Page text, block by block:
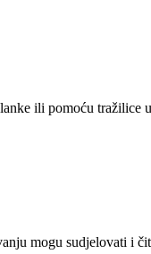
ili pomoću tražilice
mogu sudjelovati i